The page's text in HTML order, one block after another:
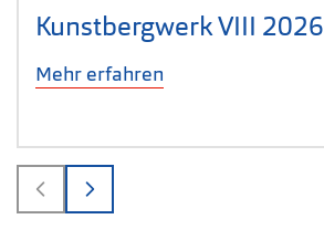
Kunstbergwerk VIII 2026
Mehr erfahren